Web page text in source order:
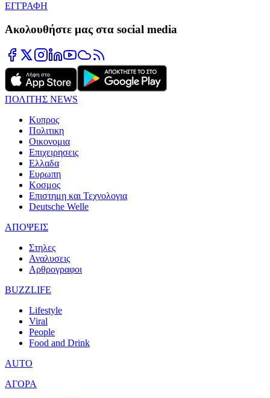
ΕΓΓΡΑΦΗ
Ακολουθήστε μας στα social media
ΠΟΛΙΤΗΣ NEWS
Κυπρος
Πολιτικη
Οικονομια
Επιχειρησεις
Ελλαδα
Ευρωπη
Κοσμος
Επιστημη και Τεχνολογια
Deutsche Welle
ΑΠΟΨΕΙΣ
Στηλες
Αναλυσεις
Αρθρογραφοι
BUZZLIFE
Lifestyle
Viral
People
Food and Drink
AUTO
ΑΓΟΡΑ